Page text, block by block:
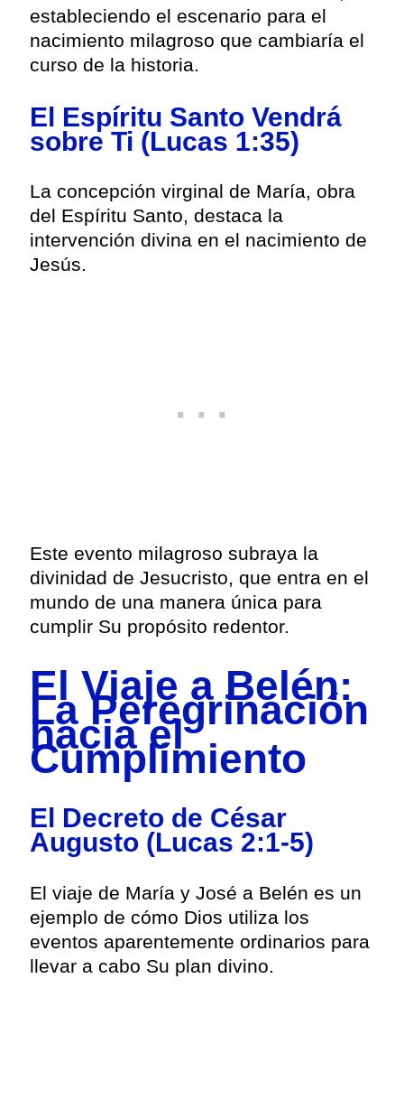
estableciendo el escenario para el
nacimiento milagroso que cambiaría el
curso de la historia.
El Espíritu Santo Vendrá
sobre Ti (Lucas 1:35)
La concepción virginal de María, obra
del Espíritu Santo, destaca la
intervención divina en el nacimiento de
Jesús.
Este evento milagroso subraya la
divinidad de Jesucristo, que entra en el
mundo de una manera única para
cumplir Su propósito redentor.
El Viaje a Belén:
La Peregrinación
hacia el
Cumplimiento
El Decreto de César
Augusto (Lucas 2:1-5)
El viaje de María y José a Belén es un
ejemplo de cómo Dios utiliza los
eventos aparentemente ordinarios para
llevar a cabo Su plan divino.